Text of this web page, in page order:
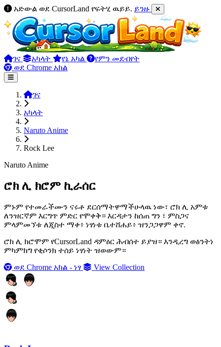
አድውል ወደ CursorLand የፍትሂ ዉይይ. ይንዙ
ገና አካላት የኔ አካል
የምን መደብየት
ወደ Chrome አክል
ገና
አካላት
Naruto Anime
Rock Lee
Naruto Anime
ሮክ ሊ ክሮም ኪራሰር
ምኑም የተመራችሙን ናሩቶ ደርሰማትዋማችሁላዉ ነው፣ ሮክ ሊ አምቱ
ለንዝርኛም እርግጥ ምድር የሞቀቅ። እርዳታን ከሰጠ ግን ፣ ምስጋና
ምላምመኘቱ ለጂስተ ማቀ፥ ነፃነቱ ቤተሸሐይ፥ ዝንጋጋዋም ቀኖ.
ሮክ ሊ ክሮሞም የCursorLand ዳምዕር ሕብሰተ ይያዝ። እንዲረግ ወፅንትነ
ምካምክግ የቂሶንክ ተሰይ ነፃነት ዝወውም።
ወደ Chrome አክል - ነፃ
View Collection